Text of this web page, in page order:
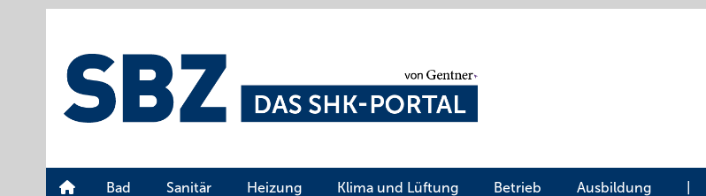
Bad Sanitär Heizung Klima und Lüftung Betrieb Ausbildung